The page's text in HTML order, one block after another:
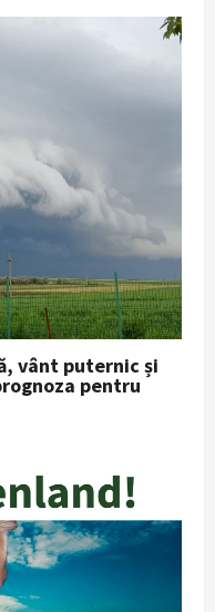
vânt puternic și
pentru